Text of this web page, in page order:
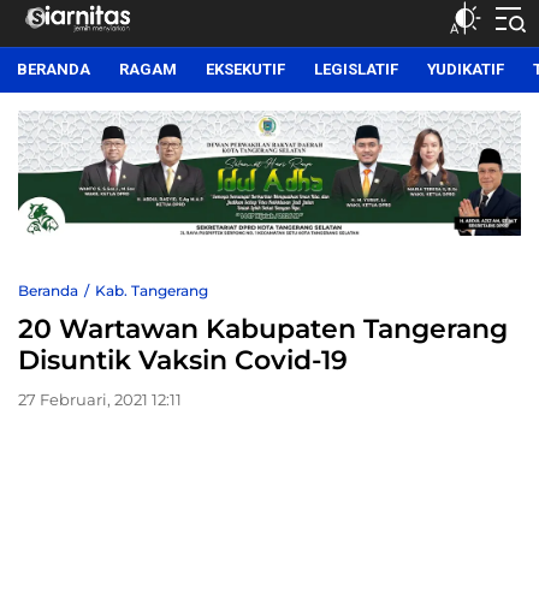
siarnitas
Jernih Menyiarkan
BERANDA RAGAM EKSEKUTIF LEGISLATIF YUDIKATIF
Beranda Kab. Tangerang
20 Wartawan Kabupaten Tangerang
Disuntik Vaksin Covid-19
27 Februari, 2021 12:11